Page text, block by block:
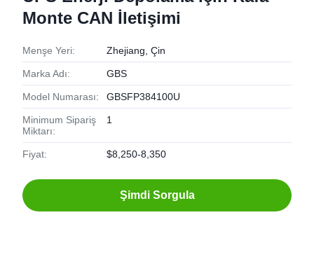
Monte CAN İletişimi
Menşe Yeri: Zhejiang, Çin
Marka Adı: GBS
Model Numarası: GBSFP384100U
Minimum Sipariş
Miktarı:
1
Fiyat: $8,250-8,350
Şimdi Sorgula